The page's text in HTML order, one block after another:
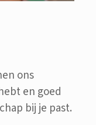
ons
en goed
bij je past.